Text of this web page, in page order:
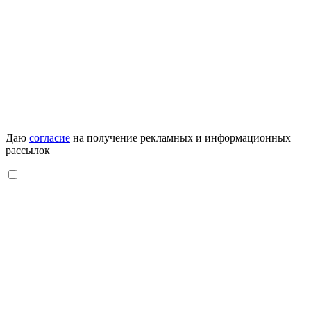
Даю согласие на получение рекламных и информационных
рассылок